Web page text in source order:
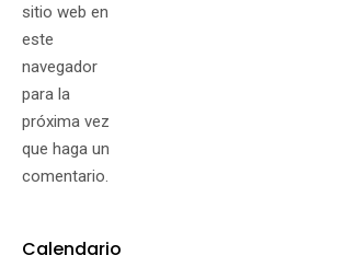
sitio web en
este
navegador
para la
próxima vez
que haga un
comentario.
Calendario